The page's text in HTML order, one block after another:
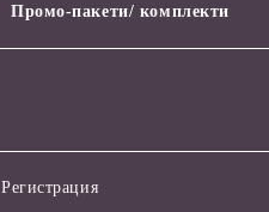
Промо-пакети/ комплекти
Регистрация